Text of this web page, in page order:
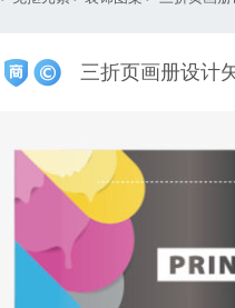
三折页画册设计